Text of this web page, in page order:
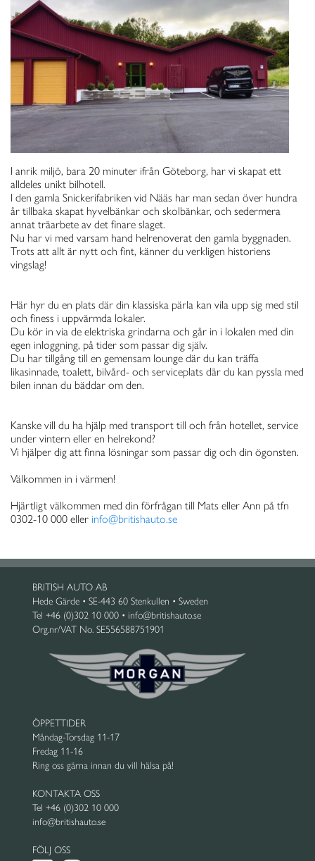
I anrik miljö, bara 20 minuter ifrån Göteborg, har vi skapat ett
alldeles unikt bilhotell.
I den gamla Snickerifabriken vid Nääs har man sedan över hundra
år tillbaka skapat hyvelbänkar och skolbänkar, och sedermera
annat träarbete av det finare slaget.
Nu har vi med varsam hand helrenoverat den gamla byggnaden.
Trots att allt är nytt och fint, känner du verkligen historiens
vingslag!
Här hyr du en plats där din klassiska pärla kan vila upp sig med stil
och finess i uppvärmda lokaler.
Du kör in via de elektriska grindarna och går in i lokalen med din
egen inloggning, på tider som passar dig själv.
Du har tillgång till en gemensam lounge där du kan träffa
likasinnade, toalett, bilvård- och serviceplats där du kan pyssla med
bilen innan du bäddar om den.
Kanske vill du ha hjälp med transport till och från hotellet, service
under vintern eller en helrekond?
Vi hjälper dig att finna lösningar som passar dig och din ögonsten.
Välkommen in i värmen!
Hjärtligt välkommen med din förfrågan till Mats eller Ann på tfn
0302-10 000 eller info@britishauto.se
BRITISH AUTO AB
Hede Gärde • SE-443 60 Stenkullen • Sweden
Tel +46 (0)302 10 000 • info@britishauto.se
Org.nr/VAT No. SE556588751901
ÖPPETTIDER
Måndag-Torsdag 11-17
Fredag 11-16
Ring oss gärna innan du vill hälsa på!
KONTAKTA OSS
Tel +46 (0)302 10 000
info@britishauto.se
FÖLJ OSS